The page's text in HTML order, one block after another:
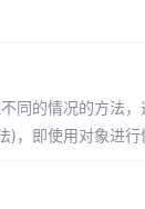
同的情况的方法
，即使用对象进行